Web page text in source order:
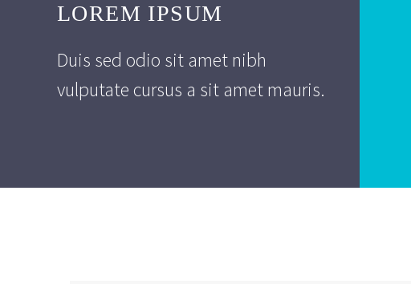
LOREM IPSUM
Duis sed odio sit amet nibh
vulputate cursus a sit amet mauris.